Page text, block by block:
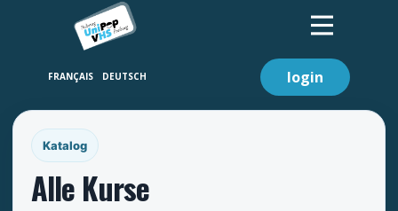
login
Katalog
Alle Kurse